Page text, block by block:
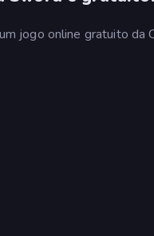
jogo online gratuito da